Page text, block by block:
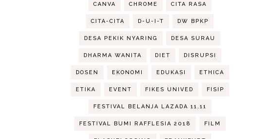
CANVA CHROME CITA RASA
CITA-CITA D-U-I-T DW BPKP
DESA PEKIK NYARING DESA SURAU
DHARMA WANITA DIET DISRUPSI
DOSEN EKONOMI EDUKASI ETHICA
ETIKA EVENT FIKES UNIVED FISIP
FESTIVAL BELANJA LAZADA 11.11
FESTIVAL BUMI RAFFLESIA 2018 FILM